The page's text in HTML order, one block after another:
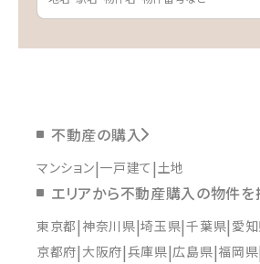
不動産の購入
マンション 一戸建て 土地
エリアから不動産購入の物件を
東京都 神奈川県 埼玉県 千葉県 愛
京都府 大阪府 兵庫県 広島県 福岡県